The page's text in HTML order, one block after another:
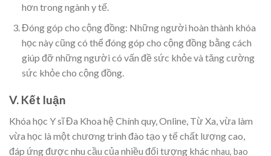
hơn trong ngành y tế.
Đóng góp cho cộng đồng: Những người hoàn thành khóa
học này cũng có thể đóng góp cho cộng đồng bằng cách
giúp đỡ những người có vấn đề sức khỏe và tăng cường
sức khỏe cho cộng đồng.
V. Kết luận
Khóa học Y sĩ Đa Khoa hệ Chính quy, Online, Từ Xa, vừa làm
vừa học là một chương trình đào tạo y tế chất lượng cao,
đáp ứng được nhu cầu của nhiều đối tượng khác nhau, bao